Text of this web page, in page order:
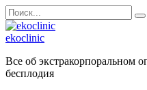
Перейти
к
содержанию
Search
for:
ekoclinic
Все об экстракорпоральном
бесплодия